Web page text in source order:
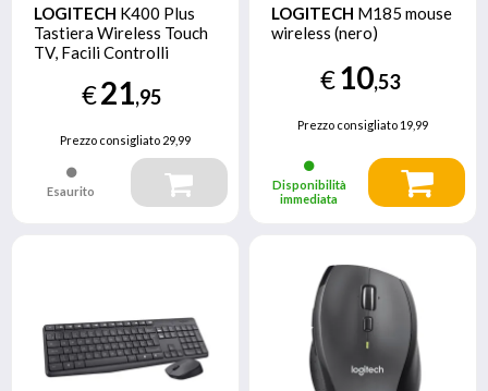
LOGITECH K400 Plus
Tastiera Wireless Touch
TV, Facili Controlli
Integrato, Tastiera
HTPC per TV Collegata
al PC, Windows, Android,
Chrome OS, Laptop,
Tablet
€21,95
Prezzo consigliato29,99
Esaurito
LOGITECH M185 mouse
wireless (nero)
€10,53
Prezzo consigliato 19,99
Disponibilità
immediata